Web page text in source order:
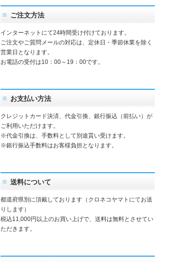
ご注文方法
インターネットにて24時間受け付けております。
ご注文やご質問メールの対応は、定休日・季節休業を除く
営業日となります。
お電話の受付は10：00～19：00です。
お支払い方法
クレジットカード決済、代金引換、銀行振込（前払い）が
ご利用いただけます。
※代金引換は、手数料として別途貰い受けます。
※銀行振込手数料はお客様負担となります。
送料について
都道府県別に頂戴しております（クロネコヤマトにてお送
りします）
税込11,000円以上のお買い上げで、送料は無料とさせてい
ただきます。